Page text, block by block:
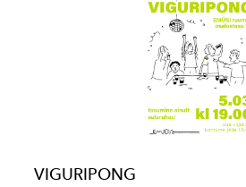
VIGURIPONG